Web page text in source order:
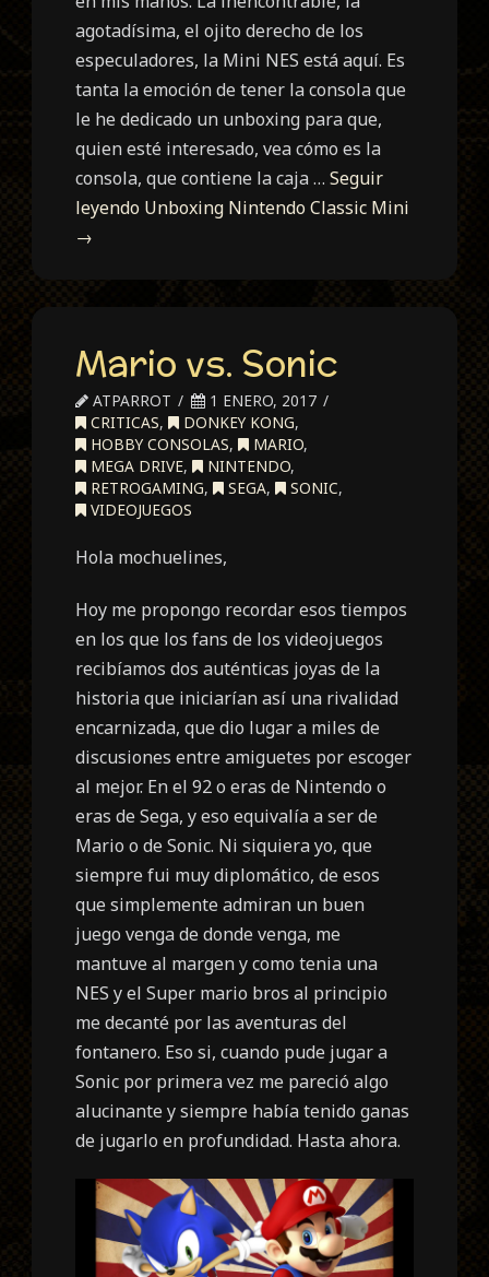
agotadísima, el ojito derecho de los
especuladores, la Mini NES está aquí. Es
tanta la emoción de tener la consola que
le he dedicado un unboxing para que,
quien esté interesado, vea cómo es la
consola, que contiene la caja …Seguir
leyendo Unboxing Nintendo Classic Mini
→
Mario vs. Sonic
ATPARROT
1 ENERO, 2017
CRITICAS, DONKEY KONG,
HOBBY CONSOLAS, MARIO,
MEGA DRIVE, NINTENDO,
RETROGAMING, SEGA, SONIC,
VIDEOJUEGOS
Hola mochuelines,
Hoy me propongo recordar esos tiempos
en los que los fans de los videojuegos
recibíamos dos auténticas joyas de la
historia que iniciarían así una rivalidad
encarnizada, que dio lugar a miles de
discusiones entre amiguetes por escoger
al mejor. En el 92 o eras de Nintendo o
eras de Sega, y eso equivalía a ser de
Mario o de Sonic. Ni siquiera yo, que
siempre fui muy diplomático, de esos
que simplemente admiran un buen
juego venga de donde venga, me
mantuve al margen y como tenia una
NES y el Super mario bros al principio
me decanté por las aventuras del
fontanero. Eso si, cuando pude jugar a
Sonic por primera vez me pareció algo
alucinante y siempre había tenido ganas
de jugarlo en profundidad. Hasta ahora.